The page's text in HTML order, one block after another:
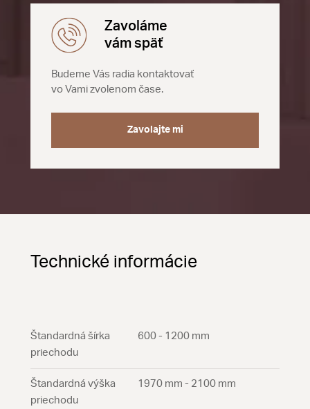
Zavoláme
vám späť
Budeme Vás radia kontaktovať
vo Vami zvolenom čase.
Zavolajte mi
Technické informácie
Štandardná šírka
priechodu
600 - 1200 mm
Štandardná výška
priechodu
1970 mm - 2100 mm